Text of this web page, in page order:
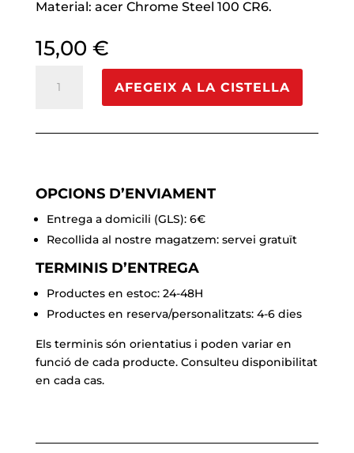
Material: acer Chrome Steel 100 CR6.
15,00 €
AFEGEIX A LA CISTELLA
OPCIONS D’ENVIAMENT
Entrega a domicili (GLS): 6€
Recollida al nostre magatzem: servei gratuït
TERMINIS D’ENTREGA
Productes en estoc: 24-48H
Productes en reserva/personalitzats: 4-6 dies
Els terminis són orientatius i poden variar en
funció de cada producte. Consulteu disponibilitat
en cada cas.